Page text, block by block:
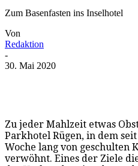
Zum Basenfasten ins Inselhotel
Von
Redaktion
-
30. Mai 2020
Zu jeder Mahlzeit etwas
Parkhotel Rügen, in dem
Woche lang von geschulten
verwöhnt. Eines der Ziele